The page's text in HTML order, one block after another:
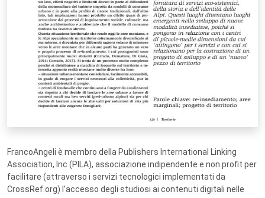
FrancoAngeli è membro della Publishers International Linking
Association, Inc (PILA), associazione indipendente e non profit per
facilitare (attraverso i servizi tecnologici implementati da
CrossRef.org) l’accesso degli studiosi ai contenuti digitali nelle